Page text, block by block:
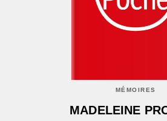
MÉMOIRES
MADELEINE